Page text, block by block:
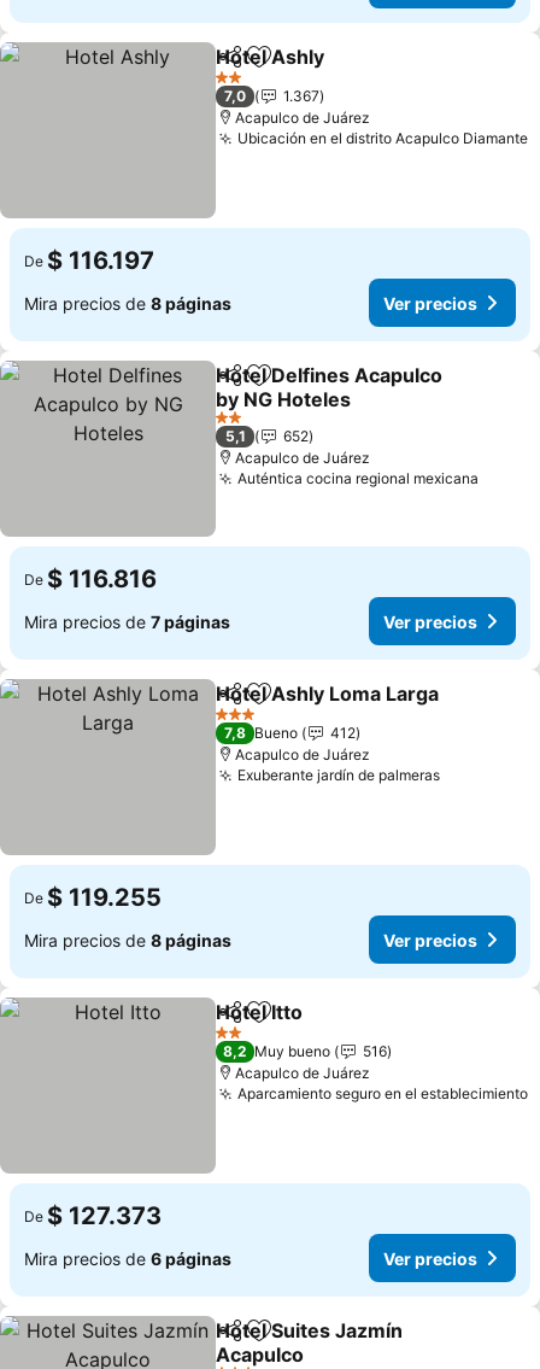
CompartirAgregar a favoritos
Hotel Ashly
2 Estrellas
7,0
1.367
Acapulco de Juárez
Ubicación en el distrito Acapulco Diamante
De $ 116.197
Mira precios de 8 páginas Ver precios
CompartirAgregar a favoritos
Hotel Delfines Acapulco
by NG Hoteles
2 Estrellas
5,1
652
Acapulco de Juárez
Auténtica cocina regional mexicana
De $ 116.816
Mira precios de 7 páginas Ver precios
CompartirAgregar a favoritos
Hotel Ashly Loma Larga
3 Estrellas
7,8 Bueno
412
Acapulco de Juárez
Exuberante jardín de palmeras
De $ 119.255
Mira precios de 8 páginas Ver precios
CompartirAgregar a favoritos
Hotel Itto
2 Estrellas
8,2 Muy bueno
516
Acapulco de Juárez
Aparcamiento seguro en el establecimiento
De $ 127.373
Mira precios de 6 páginas Ver precios
CompartirAgregar a favoritos
Hotel Suites Jazmín
Acapulco